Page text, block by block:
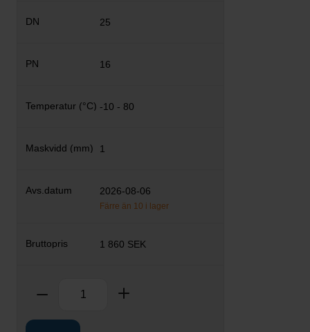
25
16
-10 - 80
1
2026-08-06
Färre än 10 i lager
1 860 SEK
Ta bort